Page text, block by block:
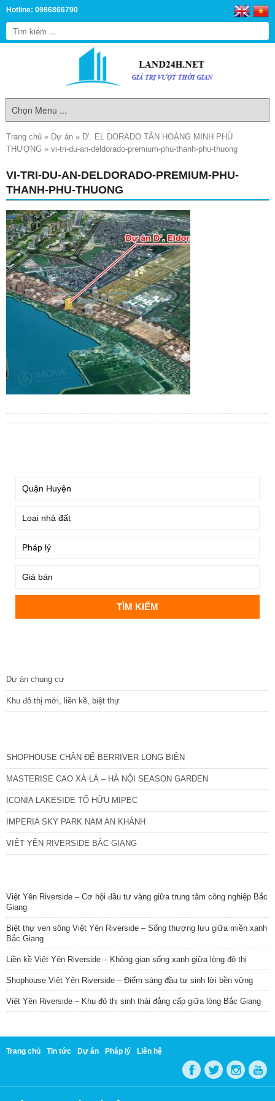
Hotline: 0986866790
Trang chủ » Dự án » D’. EL DORADO TÂN HOÀNG MINH PHÚ
THƯỢNG » vi-tri-du-an-deldorado-premium-phu-thanh-phu-thuong
VI-TRI-DU-AN-DELDORADO-PREMIUM-PHU-
THANH-PHU-THUONG
Dự án chung cư
Khu đô thị mới, liền kề, biệt thự
SHOPHOUSE CHÂN ĐẾ BERRIVER LONG BIÊN
MASTERISE CAO XÀ LÁ – HÀ NỘI SEASON GARDEN
ICONIA LAKESIDE TỐ HỮU MIPEC
IMPERIA SKY PARK NAM AN KHÁNH
VIỆT YÊN RIVERSIDE BẮC GIANG
Việt Yên Riverside – Cơ hội đầu tư vàng giữa trung tâm công nghiệp Bắc
Giang
Biệt thự ven sông Việt Yên Riverside – Sống thượng lưu giữa miền xanh
Bắc Giang
Liền kề Việt Yên Riverside – Không gian sống xanh giữa lòng đô thị
Shophouse Việt Yên Riverside – Điểm sáng đầu tư sinh lời bền vững
Việt Yên Riverside – Khu đô thị sinh thái đẳng cấp giữa lòng Bắc Giang
Trang chủ Tin tức Dự án Pháp lý Liên hệ